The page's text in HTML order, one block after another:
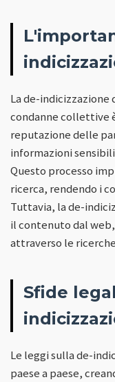
La de-
condanne collettive
reputazione delle
informazioni
Questo processo
ricerca, rendendo i
Tuttavia, la de-
il contenuto dal
attraverso le
Sfide
Le leggi sulla de-
paese a paese,